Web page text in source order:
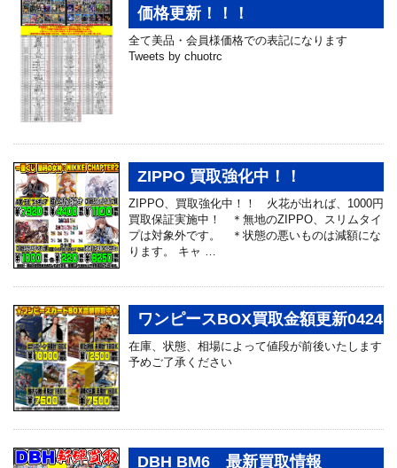
価格更新！！！
全て美品・会員様価格での表記になります
Tweets by chuotrc
ZIPPO 買取強化中！！
ZIPPO、買取強化中！！ 火花が出れば、1000円
買取保証実施中！ ＊無地のZIPPO、スリムタイ
プは対象外です。 ＊状態の悪いものは減額にな
ります。 キャ …
ワンピースBOX買取金額更新0424
在庫、状態、相場によって値段が前後いたします
予めご了承ください
DBH BM6 最新買取情報